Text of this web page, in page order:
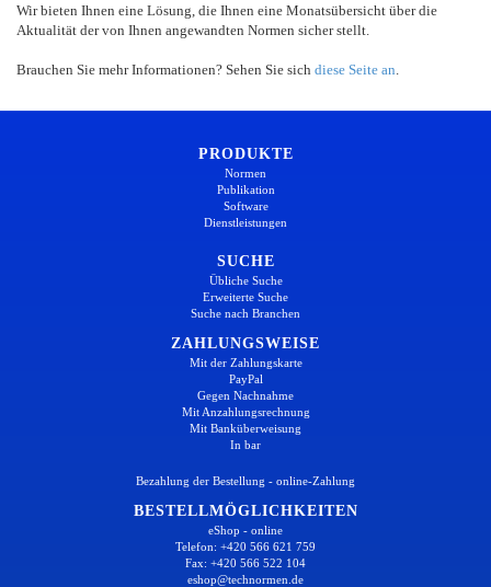
Wir bieten Ihnen eine Lösung, die Ihnen eine Monatsübersicht über die
Aktualität der von Ihnen angewandten Normen sicher stellt.
Brauchen Sie mehr Informationen? Sehen Sie sich diese Seite an
PRODUKTE
Normen
Publikation
Software
Dienstleistungen
SUCHE
Übliche Suche
Erweiterte Suche
Suche nach Branchen
ZAHLUNGSWEISE
Mit der Zahlungskarte
PayPal
Gegen Nachnahme
Mit Anzahlungsrechnung
Mit Banküberweisung
In bar
Bezahlung der Bestellung - online-Zahlung
BESTELLMÖGLICHKEITEN
eShop - online
Telefon: +420 566 621 759
Fax: +420 566 522 104
eshop@technormen.de